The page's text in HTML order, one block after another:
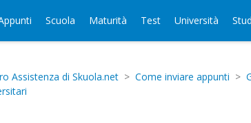
Scuola Maturità Test Università
Assistenza di Skuola.net Come inviare appunti